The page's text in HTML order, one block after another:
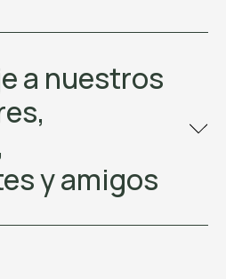
a nuestros
y amigos